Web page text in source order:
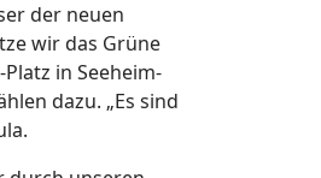
der neuen
wir das Grüne
in Seeheim-
dazu. „Es sind